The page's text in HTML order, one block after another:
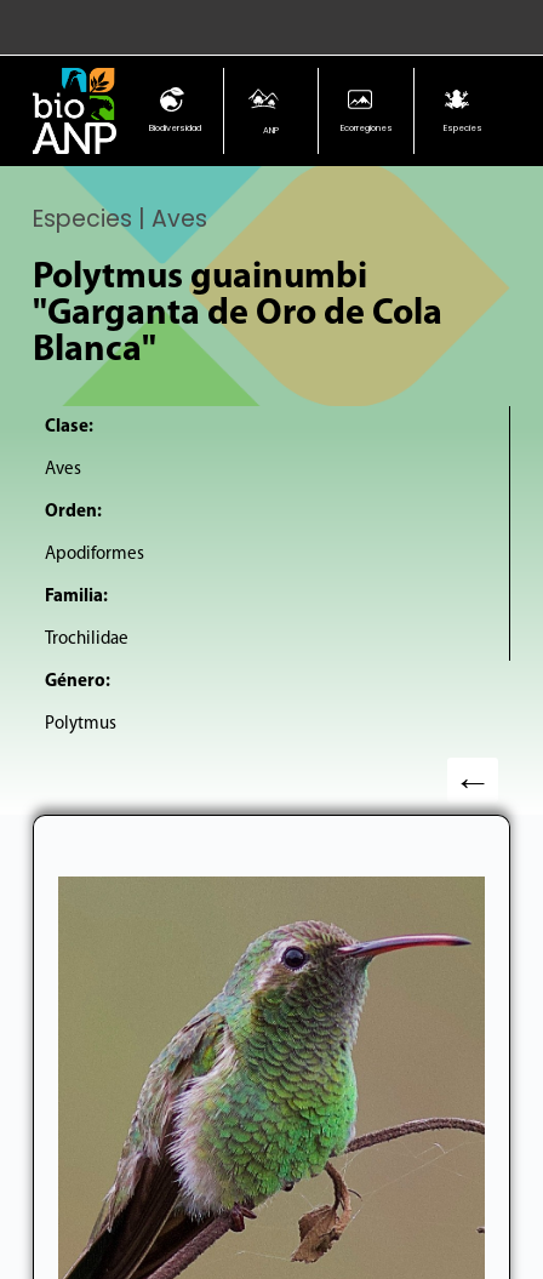
Biodiversidad ANP Ecorregiones Especies
Especies | Aves
Polytmus guainumbi
"Garganta de Oro de Cola
Blanca"
Clase:
Aves
Orden:
Apodiformes
Familia:
Trochilidae
Género:
Polytmus
←